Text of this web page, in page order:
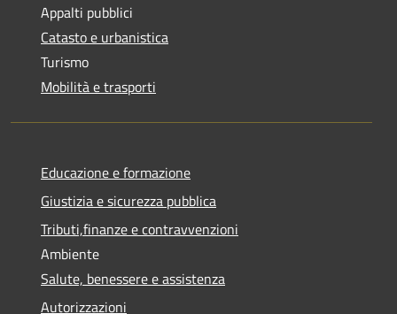
Appalti pubblici
Catasto e urbanistica
Turismo
Mobilità e trasporti
Educazione e formazione
Giustizia e sicurezza pubblica
Tributi,finanze e contravvenzioni
Ambiente
Salute, benessere e assistenza
Autorizzazioni